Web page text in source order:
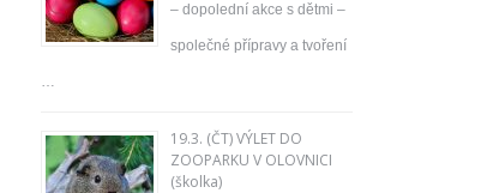
– dopolední akce s dětmi –
společné přípravy a tvoření
…
19.3. (ČT) VÝLET DO
ZOOPARKU V OLOVNICI
(školka)